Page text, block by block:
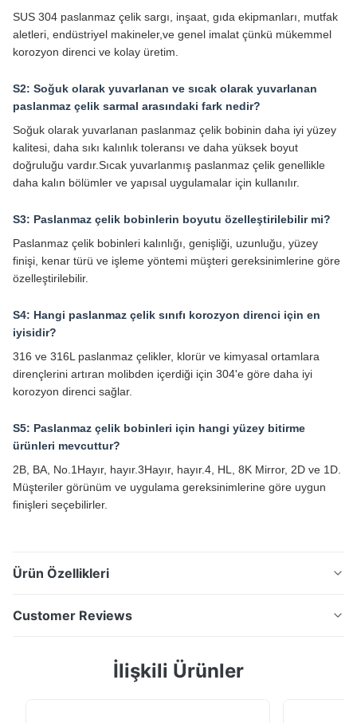
SUS 304 paslanmaz çelik sargı, inşaat, gıda ekipmanları, mutfak
aletleri, endüstriyel makineler,ve genel imalat çünkü mükemmel
korozyon direnci ve kolay üretim.
S2: Soğuk olarak yuvarlanan ve sıcak olarak yuvarlanan
paslanmaz çelik sarmal arasındaki fark nedir?
Soğuk olarak yuvarlanan paslanmaz çelik bobinin daha iyi yüzey
kalitesi, daha sıkı kalınlık toleransı ve daha yüksek boyut
doğruluğu vardır.Sıcak yuvarlanmış paslanmaz çelik genellikle
daha kalın bölümler ve yapısal uygulamalar için kullanılır.
S3: Paslanmaz çelik bobinlerin boyutu özelleştirilebilir mi?
Paslanmaz çelik bobinleri kalınlığı, genişliği, uzunluğu, yüzey
finişi, kenar türü ve işleme yöntemi müşteri gereksinimlerine göre
özelleştirilebilir.
S4: Hangi paslanmaz çelik sınıfı korozyon direnci için en
iyisidir?
316 ve 316L paslanmaz çelikler, klorür ve kimyasal ortamlara
dirençlerini artıran molibden içerdiği için 304'e göre daha iyi
korozyon direnci sağlar.
S5: Paslanmaz çelik bobinleri için hangi yüzey bitirme
ürünleri mevcuttur?
2B, BA, No.1Hayır, hayır.3Hayır, hayır.4, HL, 8K Mirror, 2D ve 1D.
Müşteriler görünüm ve uygulama gereksinimlerine göre uygun
finişleri seçebilirler.
Ürün Özellikleri
kaliteli paslanmaz çelik malzemesi, endüstriyel, inşaat
kalınlıklarda mevcut olan gelişmiş soğuk yuvarlama
Customer Reviews
Based on 50 reviews recently
İlişkili Ürünler